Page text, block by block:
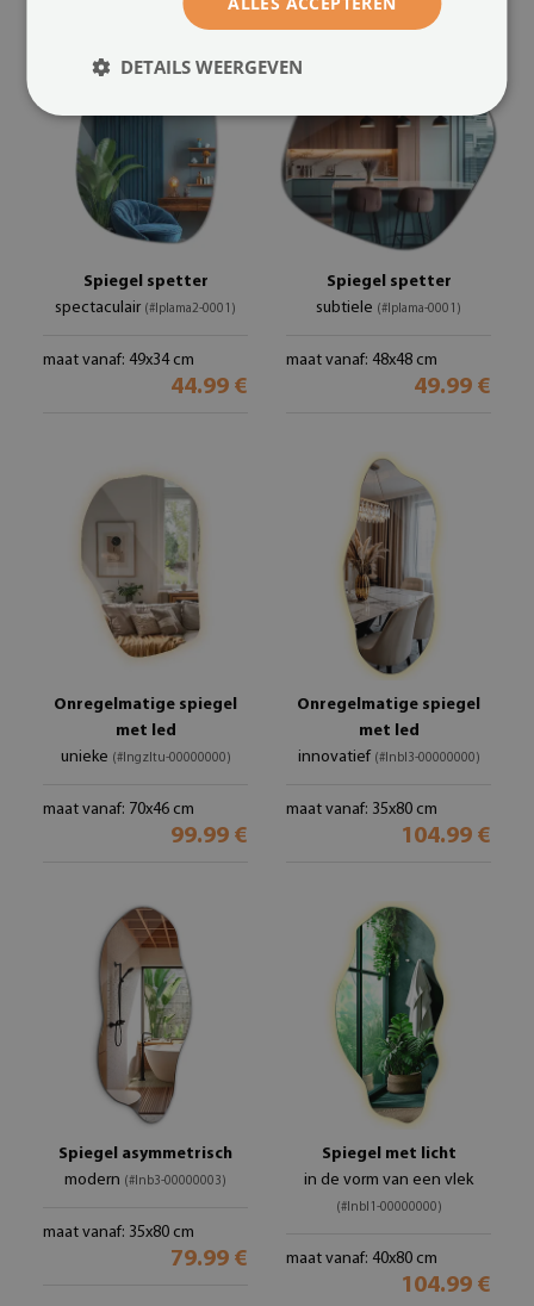
Spiegel spetter
spectaculair (#lplama2-0001)
maat vanaf: 49x34 cm
44.99 €
Spiegel spetter
subtiele (#lplama-0001)
maat vanaf: 48x48 cm
49.99 €
Onregelmatige spiegel
met led
unieke (#lngzltu-00000000)
maat vanaf: 70x46 cm
99.99 €
Onregelmatige spiegel
met led
innovatief (#lnbl3-00000000)
maat vanaf: 35x80 cm
104.99 €
Spiegel asymmetrisch
modern (#lnb3-00000003)
maat vanaf: 35x80 cm
79.99 €
Spiegel met licht
in de vorm van een vlek
(#lnbl1-00000000)
maat vanaf: 40x80 cm
104.99 €
DETAILS WEERGEVEN